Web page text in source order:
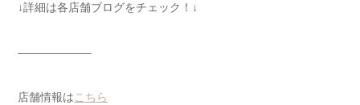
↓詳細は各店舗ブログをチェック！↓
——————–
店舗情報は こちら